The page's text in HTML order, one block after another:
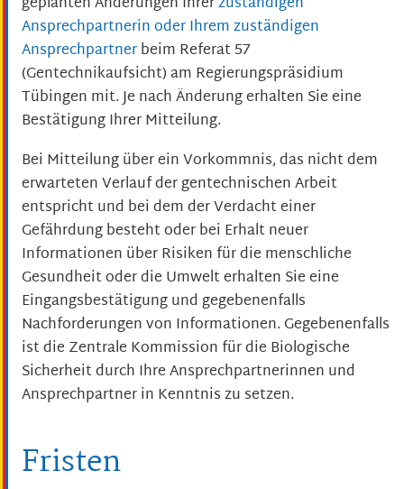
Ansprechpartnerin oder Ihrem zuständigen
Ansprechpartnerbeim Referat 57
(Gentechnikaufsicht) am Regierungspräsidium
Tübingen mit. Je nach Änderung erhalten Sie eine
Bestätigung Ihrer Mitteilung.
Bei Mitteilung über ein Vorkommnis, das nicht dem
erwarteten Verlauf der gentechnischen Arbeit
entspricht und bei dem der Verdacht einer
Gefährdung besteht oder bei Erhalt neuer
Informationen über Risiken für die menschliche
Gesundheit oder die Umwelt erhalten Sie eine
Eingangsbestätigung und gegebenenfalls
Nachforderungen von Informationen. Gegebenenfalls
ist die Zentrale Kommission für die Biologische
Sicherheit durch Ihre Ansprechpartnerinnen und
Ansprechpartner in Kenntnis zu setzen.
Fristen